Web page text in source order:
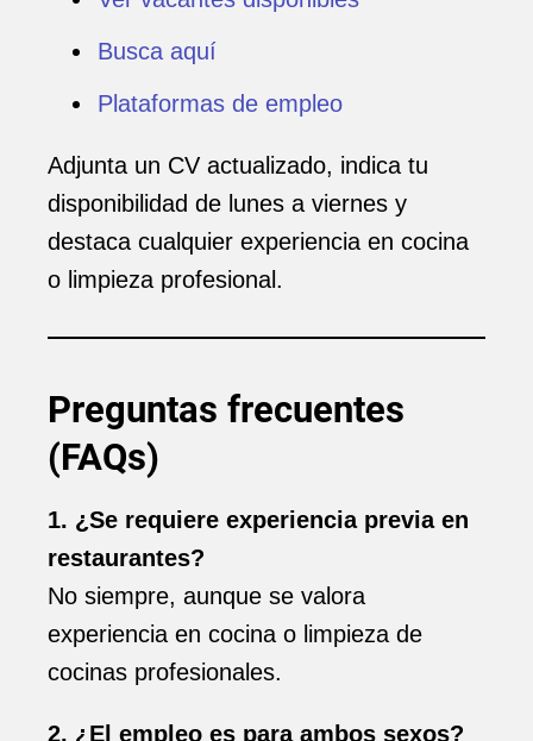
Busca aquí
Plataformas de empleo
Adjunta un CV actualizado, indica tu
disponibilidad de lunes a viernes y
destaca cualquier experiencia en cocina
o limpieza profesional.
Preguntas frecuentes
(FAQs)
1. ¿Se requiere experiencia previa en
restaurantes?
No siempre, aunque se valora
experiencia en cocina o limpieza de
cocinas profesionales.
2. ¿El empleo es para ambos sexos?